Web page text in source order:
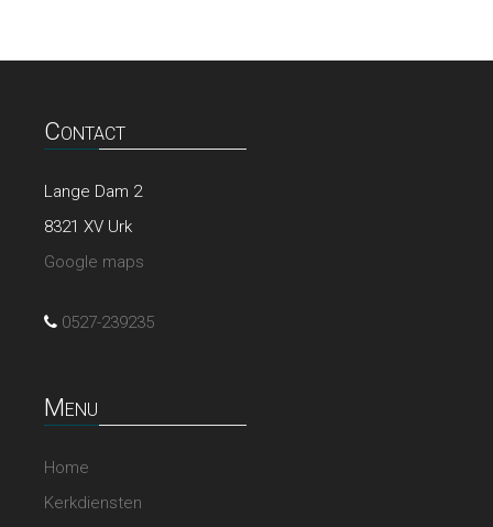
Contact
Lange Dam 2
8321 XV Urk
Google maps
0527-239235
Menu
Home
Kerkdiensten